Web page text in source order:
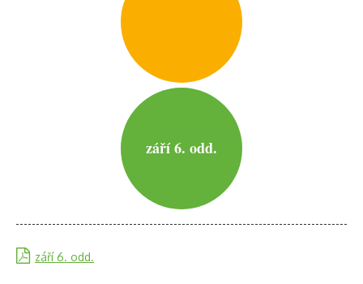
září 6. odd.
září 6. odd.